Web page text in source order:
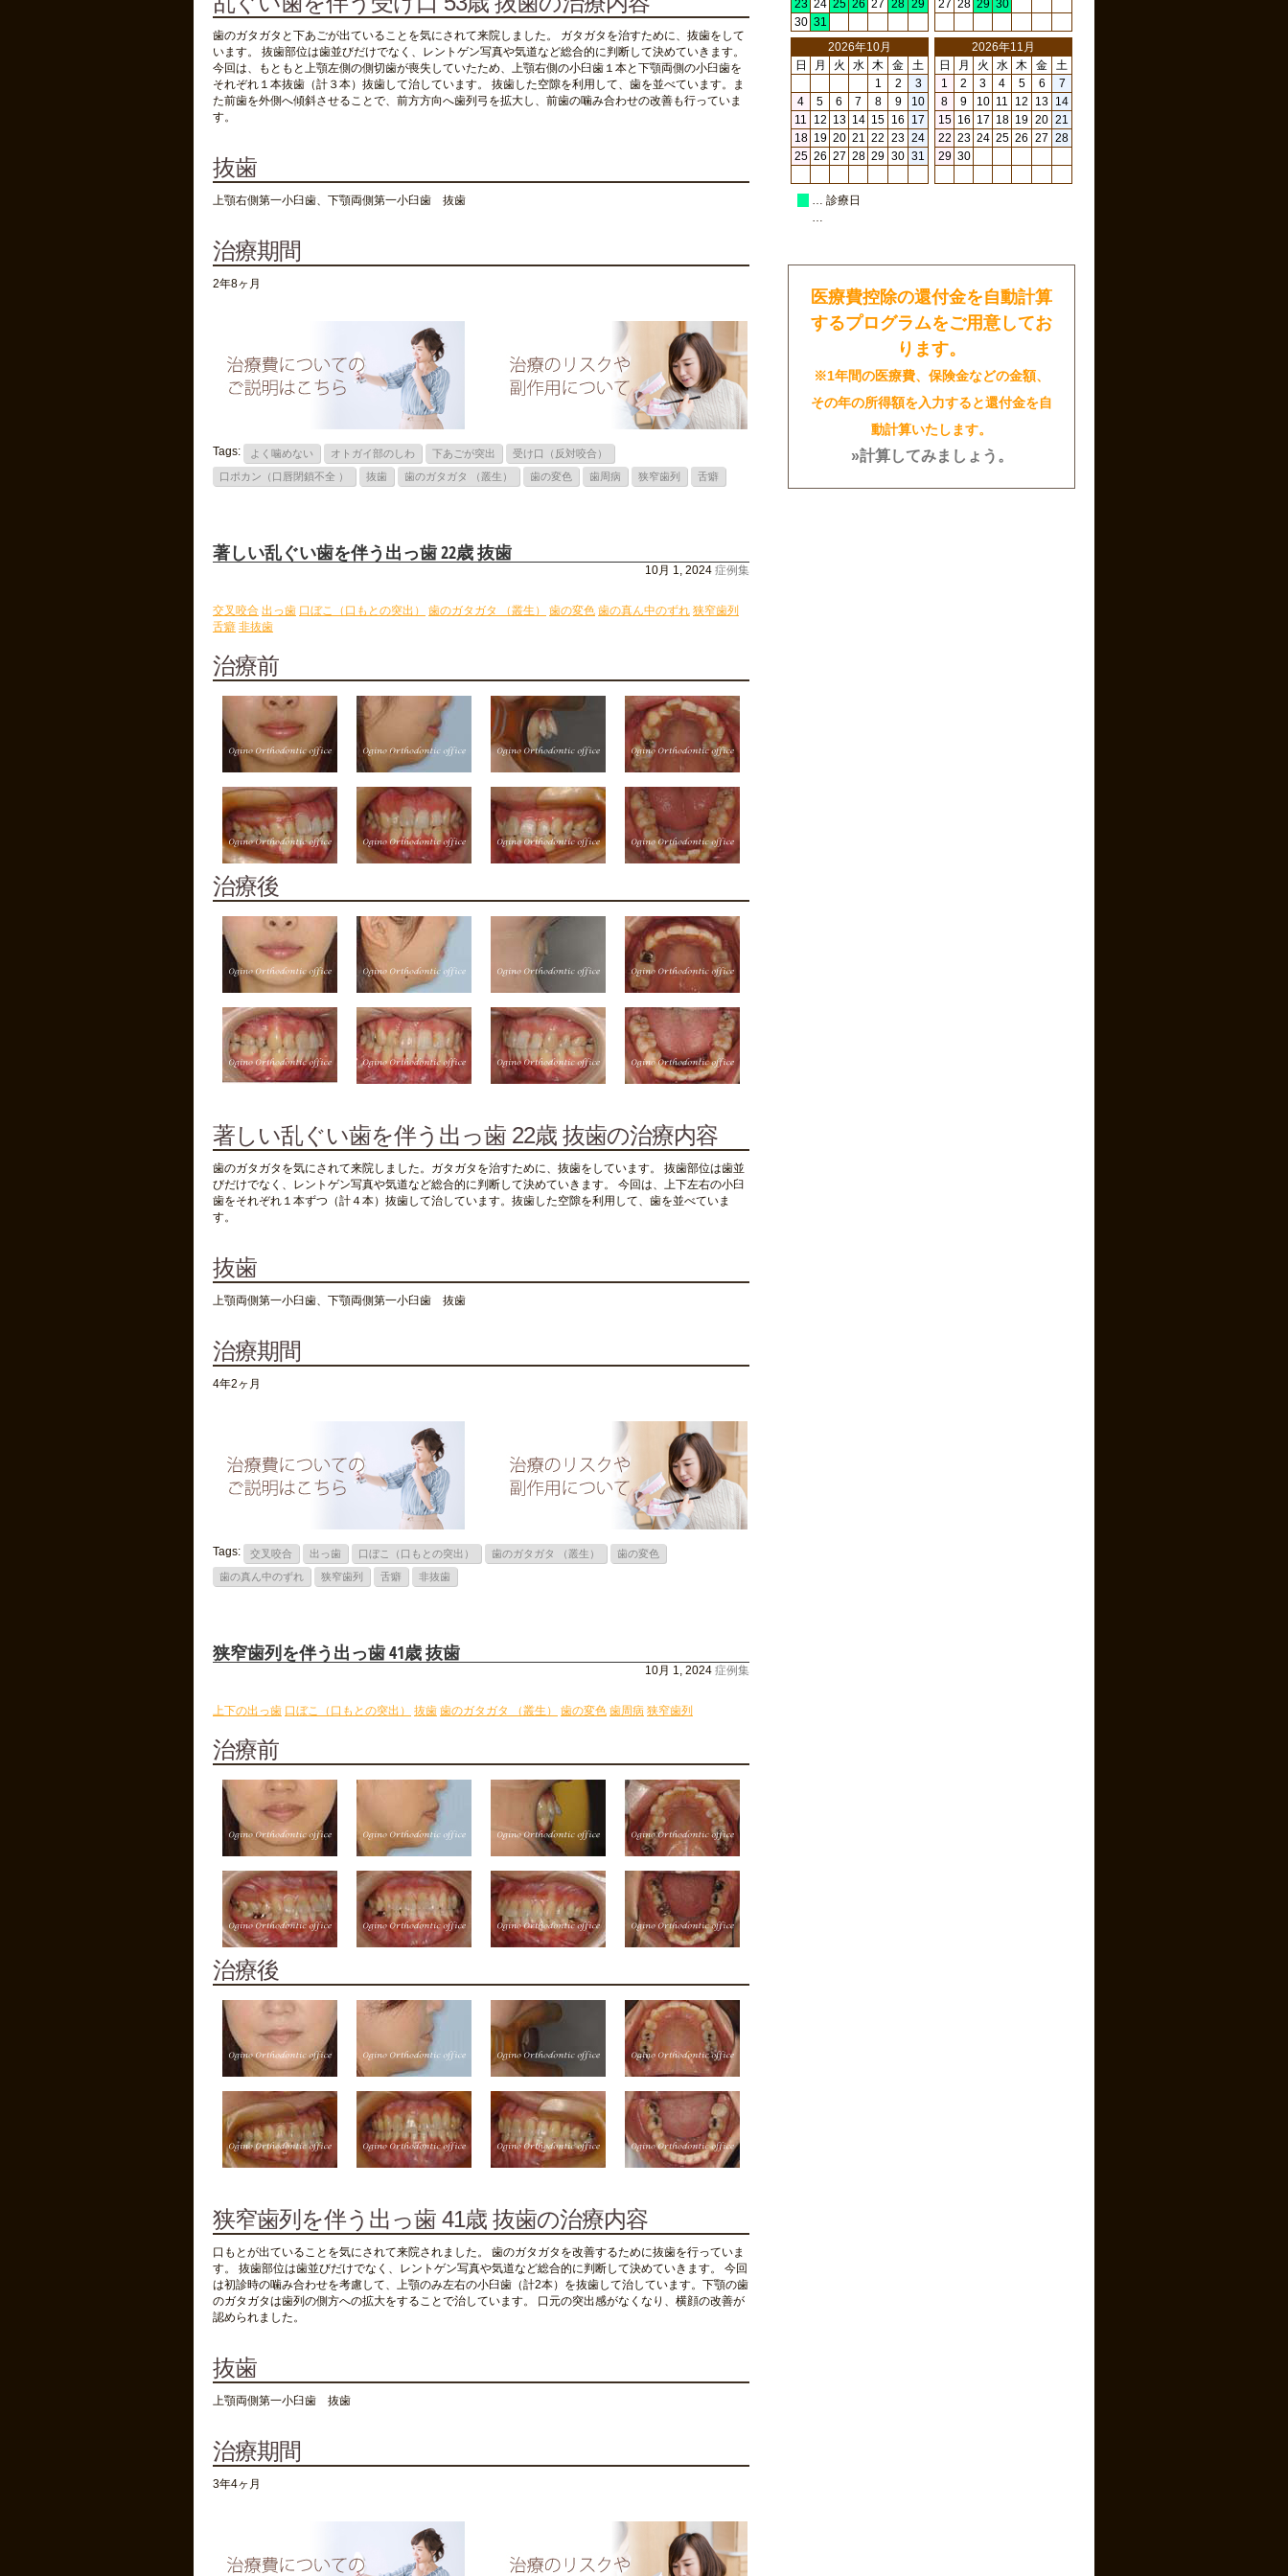
歯のガタガタと下あごが出ていることを気にされて来院しました。 ガタガタを治すために、抜歯をして
います。 抜歯部位は歯並びだけでなく、レントゲン写真や気道など総合的に判断して決めていきます。
今回は、もともと上顎左側の側切歯が喪失していたため、上顎右側の小臼歯１本と下顎両側の小臼歯を
それぞれ１本抜歯（計３本）抜歯して治しています。 抜歯した空隙を利用して、歯を並べています。ま
た前歯を外側へ傾斜させることで、前方方向へ歯列弓を拡大し、前歯の噛み合わせの改善も行っていま
す。
抜歯
上顎右側第一小臼歯、下顎両側第一小臼歯 抜歯
治療期間
2年8ヶ月
Tags: よく噛めない オトガイ部のしわ 下あごが突出
受け口（反対咬合）
口ポカン（口唇閉鎖不全 ）
抜歯 歯のガタガタ （叢生） 歯の変色 歯周病 狭窄歯列 舌癖
著しい乱ぐい歯を伴う出っ歯 22歳 抜歯
10月 1, 2024 症例集
交叉咬合 出っ歯 口ぼこ（口もとの突出） 歯のガタガタ （叢生） 歯の変色 歯の真ん中のずれ 狭窄歯列
舌癖 非抜歯
治療前
治療後
著しい乱ぐい歯を伴う出っ歯 22歳 抜歯の治療内容
歯のガタガタを気にされて来院しました。ガタガタを治すために、抜歯をしています。 抜歯部位は歯並
びだけでなく、レントゲン写真や気道など総合的に判断して決めていきます。 今回は、上下左右の小臼
歯をそれぞれ１本ずつ（計４本）抜歯して治しています。抜歯した空隙を利用して、歯を並べていま
す。
抜歯
上顎両側第一小臼歯、下顎両側第一小臼歯 抜歯
治療期間
4年2ヶ月
Tags: 交叉咬合 出っ歯 口ぼこ（口もとの突出） 歯のガタガタ （叢生）
歯の変色
歯の真ん中のずれ
狭窄歯列 舌癖 非抜歯
狭窄歯列を伴う出っ歯 41歳 抜歯
10月 1, 2024 症例集
上下の出っ歯 口ぼこ（口もとの突出） 抜歯 歯のガタガタ （叢生） 歯の変色 歯周病 狭窄歯列
治療前
治療後
狭窄歯列を伴う出っ歯 41歳 抜歯の治療内容
口もとが出ていることを気にされて来院されました。 歯のガタガタを改善するために抜歯を行っていま
す。 抜歯部位は歯並びだけでなく、レントゲン写真や気道など総合的に判断して決めていきます。 今回
は初診時の噛み合わせを考慮して、上顎のみ左右の小臼歯（計2本）を抜歯して治しています。下顎の歯
のガタガタは歯列の側方への拡大をすることで治しています。 口元の突出感がなくなり、横顔の改善が
認められました。
抜歯
上顎両側第一小臼歯 抜歯
治療期間
3年4ヶ月
23 24 25 26 27 28 29
30 31
27 28 29 30
2026年10月
日
月 火 水 木 金
土
1
2
3
4
5 6 7 8 9
10
11
12 13 14 15 16
17
18 19 20 21 22 23 24
25 26 27 28 29 30 31
2026年11月
日
月 火 水 木 金
土
1
2 3 4 5 6
7
8
9 10 11 12 13 14
15 16 17 18 19 20 21
22 23 24 25 26 27 28
29 30
… 診療日
…
医療費控除の還付金を自動計算
するプログラムをご用意してお
ります。
※1年間の医療費、保険金などの金額、
その年の所得額を入力すると還付金を自
動計算いたします。
»計算してみましょう。